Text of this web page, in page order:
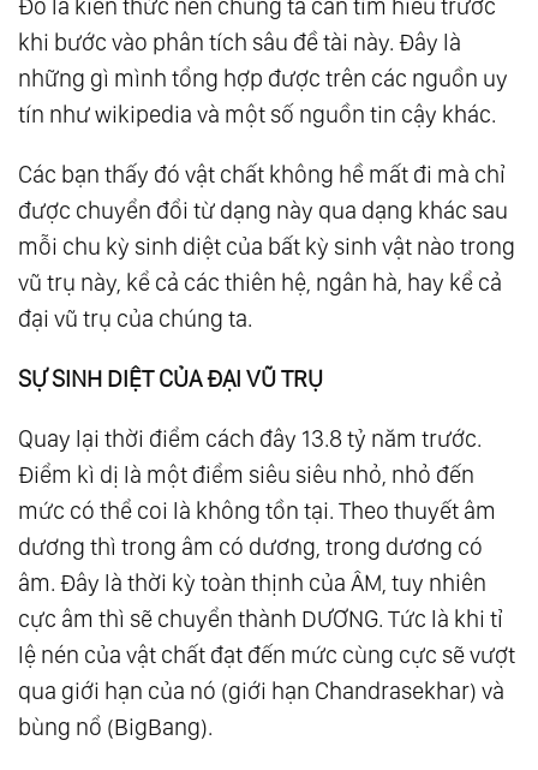
137.Là Chính Mình - Hành Trình Trở Về Tự
Tính
138.Giàu Có Là Khi Tâm Biết Đủ
Đến Cho Đi
140. Ánh Sáng Của Tình Yêu Thương
Bạn Không Là Gì Cả Thì Bạn Là Tất Cả
142.
Nỗi Sợ - Ảo Ảnh Của Tâm
Còn Tình Cảm Cá Nhân
Nơi Giao Hòa Giữa Khoa Học Và Tâm Linh
- Cánh Cửa Thiên Đường
145. Người Giàu Có Nhất Thế Gian
146. Thấy Đạo Trong Nghịch Lý - Khi Ánh
Sáng Ẩn Mình Trong Bóng Tối
147.Tự Do Ý Chí - Món Quà Thiêng Liêng Của
Tạo Hóa
148.Là Chính Mình
149.Dựa Vào Chính Mình - Bài Học Lớn Nhất
Đó là kiến thức nền chúng ta cần tìm hiểu trước
khi bước vào phân tích sâu đề tài này. Đây là
những gì mình tổng hợp được trên các nguồn uy
tín như wikipedia và một số nguồn tin cậy khác.
Các bạn thấy đó vật chất không hề mất đi mà chỉ
được chuyển đổi từ dạng này qua dạng khác sau
mỗi chu kỳ sinh diệt của bất kỳ sinh vật nào trong
vũ trụ này, kể cả các thiên hệ, ngân hà, hay kể cả
đại vũ trụ của chúng ta.
SỰ SINH DIỆT CỦA ĐẠI VŨ TRỤ
Quay lại thời điểm cách đây 13.8 tỷ năm trước.
Điểm kì dị là một điểm siêu siêu nhỏ, nhỏ đến
mức có thể coi là không tồn tại. Theo thuyết âm
dương thì trong âm có dương, trong dương có
âm. Đây là thời kỳ toàn thịnh của ÂM, tuy nhiên
cực âm thì sẽ chuyển thành DƯƠNG. Tức là khi tỉ
lệ nén của vật chất đạt đến mức cùng cực sẽ vượt
qua giới hạn của nó (giới hạn Chandrasekhar) và
bùng nổ (BigBang).